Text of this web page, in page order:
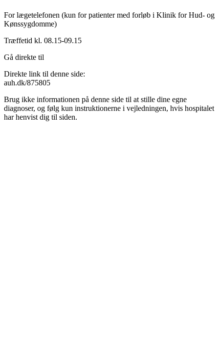
For lægetelefonen (kun for patienter med forløb i Klinik for Hud- og
Kønssygdomme)
Træffetid kl. 08.15-09.15
Gå direkte til
Direkte link til denne side:
auh.dk/875805
Brug ikke informationen på denne side til at stille dine egne
diagnoser, og følg kun instruktionerne i vejledningen, hvis hospitalet
har henvist dig til siden.